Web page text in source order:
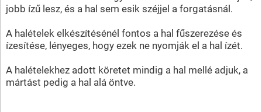
jobb ízű lesz, és a hal sem esik széjjel a forgatásnál.
A halételek elkészítésénél fontos a hal fűszerezése és
ízesítése, lényeges, hogy ezek ne nyomják el a hal ízét.
A halételekhez adott köretet mindig a hal mellé adjuk, a
mártást pedig a hal alá öntve.